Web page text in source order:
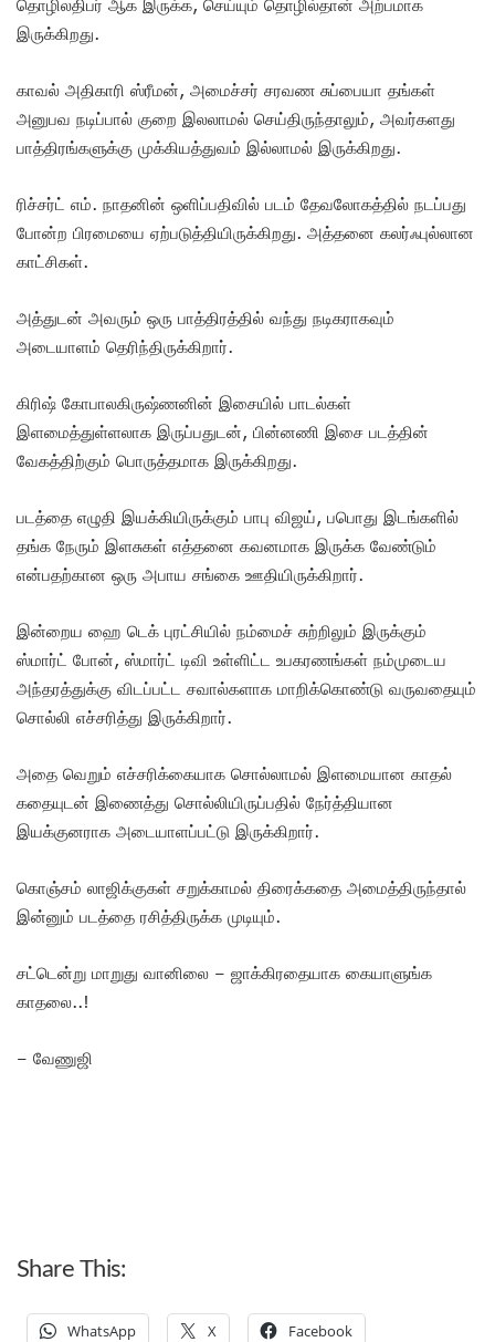
தொழிலதிபர் ஆக இருக்க, செய்யும் தொழில்தான் அற்பமாக
இருக்கிறது.
காவல் அதிகாரி ஸ்ரீமன், அமைச்சர் சரவண சுப்பையா தங்கள்
அனுபவ நடிப்பால் குறை இலலாமல் செய்திருந்தாலும், அவர்களது
பாத்திரங்களுக்கு முக்கியத்துவம் இல்லாமல் இருக்கிறது.
ரிச்சர்ட் எம். நாதனின் ஒளிப்பதிவில் படம் தேவலோகத்தில் நடப்பது
போன்ற பிரமையை ஏற்படுத்தியிருக்கிறது. அத்தனை கலர்ஃபுல்லான
காட்சிகள்.
அத்துடன் அவரும் ஒரு பாத்திரத்தில் வந்து நடிகராகவும்
அடையாளம் தெரிந்திருக்கிறார்.
கிரிஷ் கோபாலகிருஷ்ணனின் இசையில் பாடல்கள்
இளமைத்துள்ளலாக இருப்பதுடன், பின்னணி இசை படத்தின்
வேகத்திற்கும் பொருத்தமாக இருக்கிறது.
படத்தை எழுதி இயக்கியிருக்கும் பாபு விஜய், பபொது இடங்களில்
தங்க நேரும் இளசுகள் எத்தனை கவனமாக இருக்க வேண்டும்
என்பதற்கான ஒரு அபாய சங்கை ஊதியிருக்கிறார்.
இன்றைய ஹை டெக் புரட்சியில் நம்மைச் சுற்றிலும் இருக்கும்
ஸ்மார்ட் போன், ஸ்மார்ட் டிவி உள்ளிட்ட உபகரணங்கள் நம்முடைய
அந்தரத்துக்கு விடப்பட்ட சவால்களாக மாறிக்கொண்டு வருவதையும்
சொல்லி எச்சரித்து இருக்கிறார்.
அதை வெறும் எச்சரிக்கையாக சொல்லாமல் இளமையான காதல்
கதையுடன் இணைத்து சொல்லியிருப்பதில் நேர்த்தியான
இயக்குனராக அடையாளப்பட்டு இருக்கிறார்.
கொஞ்சம் லாஜிக்குகள் சறுக்காமல் திரைக்கதை அமைத்திருந்தால்
இன்னும் படத்தை ரசித்திருக்க முடியும்.
சட்டென்று மாறுது வானிலை – ஜாக்கிரதையாக கையாளுங்க
காதலை..!
– வேணுஜி
Share This:
WhatsApp X Facebook